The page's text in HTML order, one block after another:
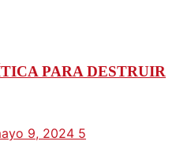
PARA DESTRUIR
9, 2024 5